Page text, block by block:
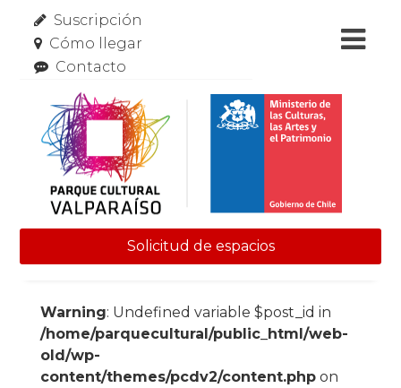
Suscripción
Cómo llegar
Contacto
Solicitud de espacios
Warning: Undefined variable $post_id in
/home/parquecultural/public_html/web-
old/wp-
content/themes/pcdv2/content.phpon